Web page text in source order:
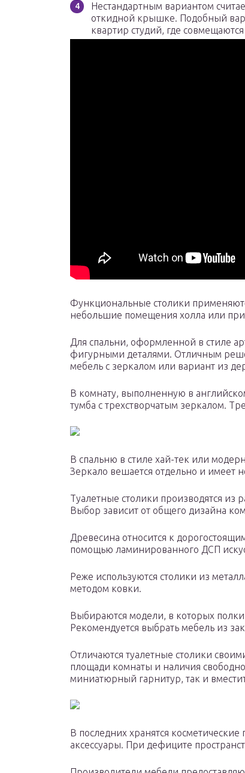
Нестандартным вариантом
откидной крышке. Подобный
квартир студий, где
Функциональные столики
небольшие помещения холла или
Для спальни, оформленной в стиле
фигурными деталями. Отличным
мебель с зеркалом или вариант из
В комнату, выполненную в
тумба с трехстворчатым зеркалом.
В спальню в стиле хай-тек или
Зеркало вешается отдельно и
Туалетные столики производятся из
Выбор зависит от общего дизайна
Древесина относится к
помощью ламинированного ДСП
Реже используются столики из
методом ковки.
Выбираются модели, в которых
Рекомендуется выбрать мебель из
Отличаются туалетные столики
площади комнаты и наличия
миниатюрный гарнитур, так и
В последних хранятся
аксессуары. При дефиците